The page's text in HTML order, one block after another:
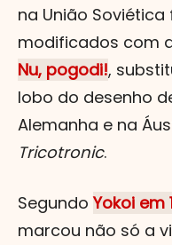
na União
modificados com
Nu, pogodi!,
lobo do desenho
Alemanha e na
Tricotronic.
SegundoYokoi em
marcou não só a